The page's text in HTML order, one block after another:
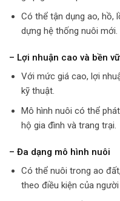
Có thể tận dụng ao, hồ,
dựng hệ thống nuôi mới.
– Lợi nhuận cao và bền
Với mức giá cao, lợi
kỹ thuật.
Mô hình nuôi có thể
hộ gia đình và trang trại.
– Đa dạng mô hình nuôi
Có thể nuôi trong ao
theo điều kiện của người